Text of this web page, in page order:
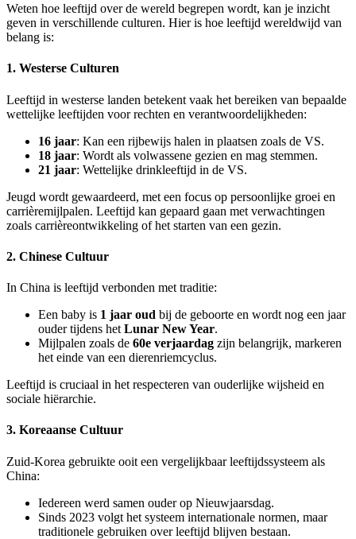
Weten hoe leeftijd over de wereld begrepen wordt, kan je inzicht
geven in verschillende culturen. Hier is hoe leeftijd wereldwijd van
belang is:
1. Westerse Culturen
Leeftijd in westerse landen betekent vaak het bereiken van bepaalde
wettelijke leeftijden voor rechten en verantwoordelijkheden:
16 jaar: Kan een rijbewijs halen in plaatsen zoals de VS.
18 jaar: Wordt als volwassene gezien en mag stemmen.
21 jaar: Wettelijke drinkleeftijd in de VS.
Jeugd wordt gewaardeerd, met een focus op persoonlijke groei en
carrièremijlpalen. Leeftijd kan gepaard gaan met verwachtingen
zoals carrièreontwikkeling of het starten van een gezin.
2. Chinese Cultuur
In China is leeftijd verbonden met traditie:
Een baby is 1 jaar oud bij de geboorte en wordt nog een jaar
ouder tijdens het Lunar New Year.
Mijlpalen zoals de 60e verjaardag zijn belangrijk, markeren
het einde van een dierenriemcyclus.
Leeftijd is cruciaal in het respecteren van ouderlijke wijsheid en
sociale hiërarchie.
3. Koreaanse Cultuur
Zuid-Korea gebruikte ooit een vergelijkbaar leeftijdssysteem als
China:
Iedereen werd samen ouder op Nieuwjaarsdag.
Sinds 2023 volgt het systeem internationale normen, maar
traditionele gebruiken over leeftijd blijven bestaan.